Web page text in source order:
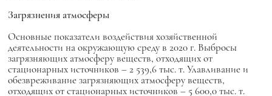
Загрязнения атмосферы
Основные показатели воздействия хозяйственной
деятельности на окружающую среду в 2020 г. Выбросы
загрязняющих атмосферу веществ, отходящих от
стационарных источников – 2 539,6 тыс. т. Улавливание и
обезвреживание загрязняющих атмосферу веществ,
отходящих от стационарных источников – 5 600,0 тыс. т.